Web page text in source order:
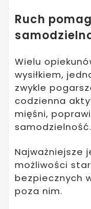
Ruch
Wielu
wysiłkiem,
zwykle
codzienna
mięśni,
samodzielność.
Najważniejsze
możliwości
bezpiecznych
poza nim.